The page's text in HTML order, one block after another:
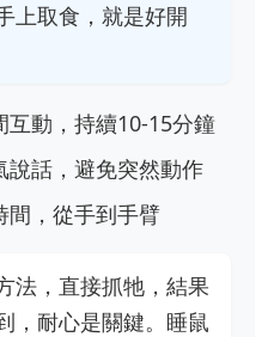
上取食，就是好開
互動，持續10-15分鐘
說話，避免突然動作
間，從手到手臂
法，直接抓牠，結果
，耐心是關鍵。睡鼠